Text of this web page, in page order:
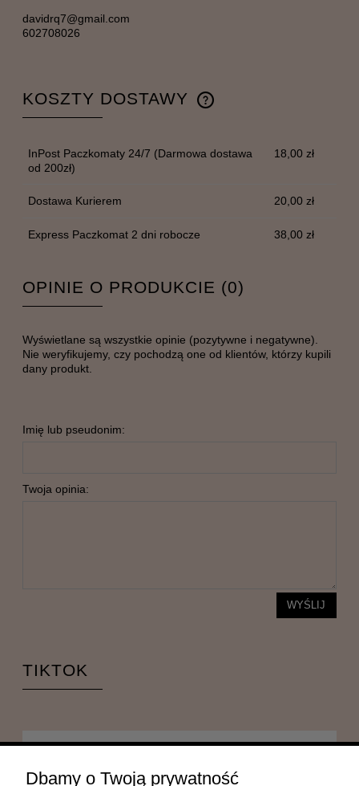
davidrq7@gmail.com
602708026
KOSZTY DOSTAWY
CENA NIE ZAWIERA EWENTUALNYCH KOSZTÓW
InPost Paczkomaty 24/7 (Darmowa dostawa
od 200zł)
18,00 zł
Dostawa Kurierem 20,00 zł
Express Paczkomat 2 dni robocze 38,00 zł
OPINIE O PRODUKCIE (0)
Wyświetlane są wszystkie opinie (pozytywne i negatywne).
Nie weryfikujemy, czy pochodzą one od klientów, którzy kupili
dany produkt.
Imię lub pseudonim:
Twoja opinia:
WYŚLIJ
TIKTOK
Dbamy o Twoją prywatność